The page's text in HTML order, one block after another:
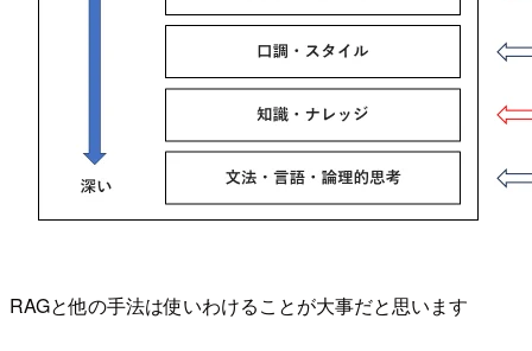
RAGと他の手法は使いわけることが大事だと思います